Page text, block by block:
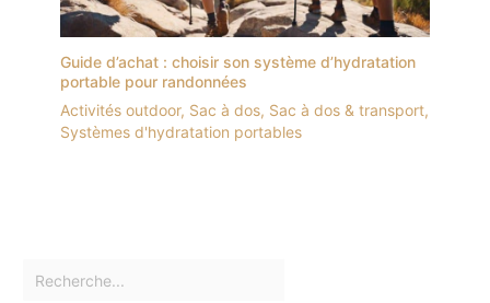
Guide d’achat : choisir son système d’hydratation
portable pour randonnées
Activités outdoor, Sac à dos, Sac à dos & transport,
Systèmes d'hydratation portables